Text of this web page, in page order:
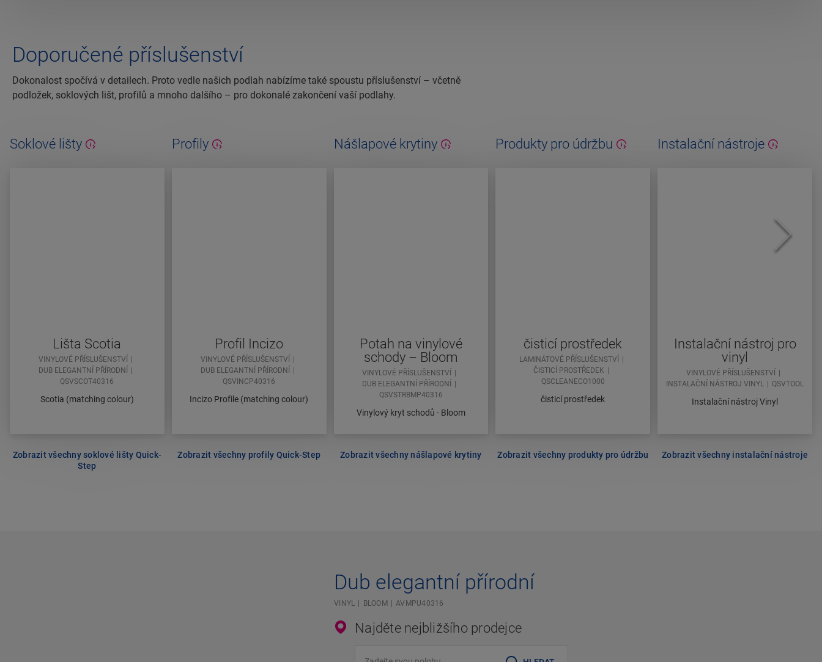
Doporučené příslušenství
Dokonalost spočívá v detailech. Proto vedle našich podlah nabízíme také spoustu příslušenství – včetně
podložek, soklových lišt, profilů a mnoho dalšího – pro dokonalé zakončení vaší podlahy.
Soklové lišty
Lišta Scotia
VINYLOVÉ PŘÍSLUŠENSTVÍ
DUB ELEGANTNÍ PŘÍRODNÍ
QSVSCOT40316
Scotia (matching colour)
Zobrazit všechny soklové lišty Quick-
Step
Profily
Profil Incizo
VINYLOVÉ PŘÍSLUŠENSTVÍ
DUB ELEGANTNÍ PŘÍRODNÍ
QSVINCP40316
Incizo Profile (matching colour)
Zobrazit všechny profily Quick-Step
Nášlapové krytiny
Potah na vinylové
schody – Bloom
VINYLOVÉ PŘÍSLUŠENSTVÍ
DUB ELEGANTNÍ PŘÍRODNÍ
QSVSTRBMP40316
Vinylový kryt schodů - Bloom
Zobrazit všechny nášlapové krytiny
Produkty pro údržbu
čisticí prostředek
LAMINÁTOVÉ PŘÍSLUŠENSTVÍ
ČISTICÍ PROSTŘEDEK
QSCLEANECO1000
čisticí prostředek
Zobrazit všechny produkty pro údržbu
Instalační nástroje
Instalační nástroj pro
vinyl
VINYLOVÉ PŘÍSLUŠENSTVÍ
INSTALAČNÍ NÁSTROJ VINYL
QSVTOOL
Instalační nástroj Vinyl
Zobrazit všechny instalační nástroje
Dub elegantní přírodní
VINYL BLOOM AVMPU40316
Najděte nejbližšího prodejce